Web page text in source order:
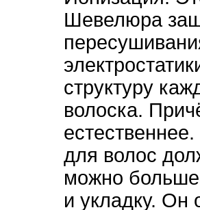
Шевелюра
структуру
волоска.
для волос
можно
и укладку. Он